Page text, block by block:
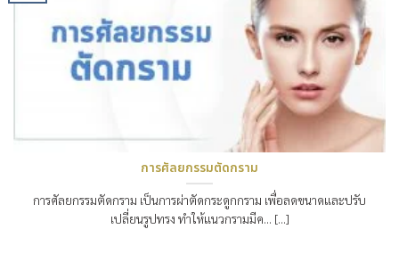
การศัลยกรรมตัดกราม
การศัลยกรรมตัดกราม เป็นการผ่าตัดกระดูกกราม เพื่อลดขนาดและปรับ
เปลี่ยนรูปทรง ทำให้แนวกรามมีค… [...]